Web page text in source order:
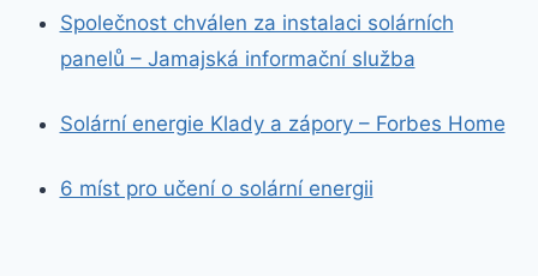
Společnost chválen za instalaci solárních
panelů – Jamajská informační služba
Solární energie Klady a zápory – Forbes Home
6 míst pro učení o solární energii